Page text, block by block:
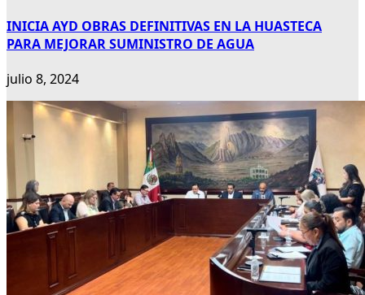
INICIA AYD OBRAS DEFINITIVAS EN LA HUASTECA
PARA MEJORAR SUMINISTRO DE AGUA
julio 8, 2024